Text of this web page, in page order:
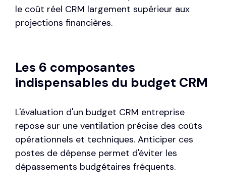
le coût réel CRM largement supérieur aux
projections financières.
Les 6 composantes
indispensables du budget CRM
L'évaluation d'un budget CRM entreprise
repose sur une ventilation précise des coûts
opérationnels et techniques. Anticiper ces
postes de dépense permet d'éviter les
dépassements budgétaires fréquents.